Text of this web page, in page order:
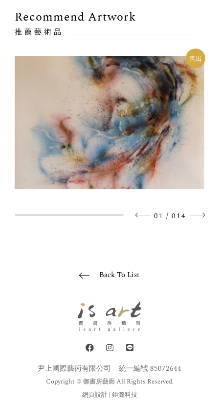
Recommend Artwork
推薦藝術品
售出
01 / 014
Back To List
尹上國際藝術有限公司 統一編號 85072644
Copyright © 御書房藝廊 All Rights Reserved.
網頁設計| 鉅潞科技